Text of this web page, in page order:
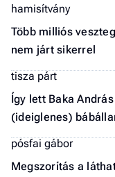
hamisítvány
Több milliós
nem járt sikerrel
tisza párt
Így lett Baka
(ideiglenes)
pósfai gábor
Megszorítás a